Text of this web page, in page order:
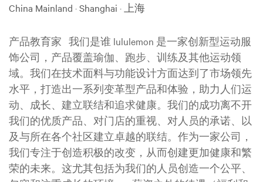
China Mainland · Shanghai · 上海
产品教育家 我们是谁 lululemon 是一家创新型运动服
饰公司，产品覆盖瑜伽、跑步、训练及其他运动领
域。我们在技术面料与功能设计方面达到了市场领先
水平，打造出一系列变革型产品和体验，助力人们运
动、成长、建立联结和追求健康。我们的成功离不开
我们的优质产品、对门店的重视、对人员的承诺、以
及与所在各个社区建立卓越的联结。作为一家公司，
我们专注于创造积极的改变，从而创建更加健康和繁
荣的未来。这尤其包括为我们的人员创造一个公平、